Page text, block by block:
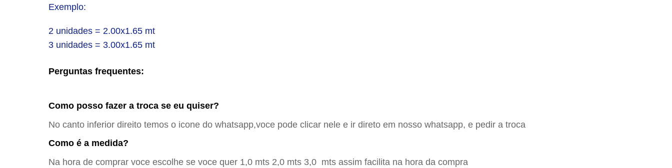
Exemplo:
2 unidades = 2.00x1.65 mt
3 unidades = 3.00x1.65 mt
Perguntas frequentes:
Como posso fazer a troca se eu quiser?
No canto inferior direito temos o icone do whatsapp,voce pode clicar nele e ir direto em nosso whatsapp, e pedir a troca
Como é a medida?
Na hora de comprar voce escolhe se voce quer 1,0 mts 2,0 mts 3,0 mts assim facilita na hora da compra